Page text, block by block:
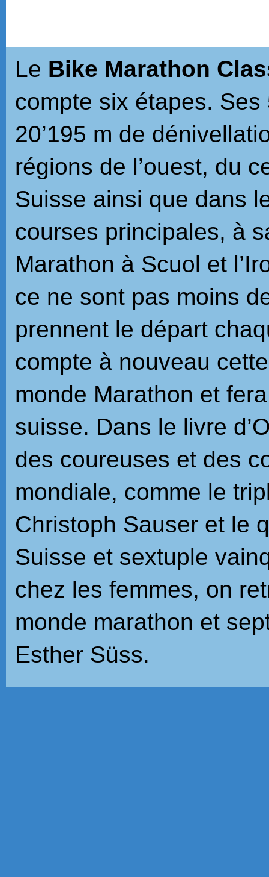
Le Bike Marathon
compte six étapes.
20’195 m de
régions de l’ouest, du
Suisse ainsi que dans
courses principales, à
Marathon à Scuol et
ce ne sont pas moins
prennent le départ
compte à nouveau
monde Marathon et
suisse. Dans le livre
des coureuses et des
mondiale, comme le
Christoph Sauser et le
Suisse et sextuple
chez les femmes, on
monde marathon et
Esther Süss.